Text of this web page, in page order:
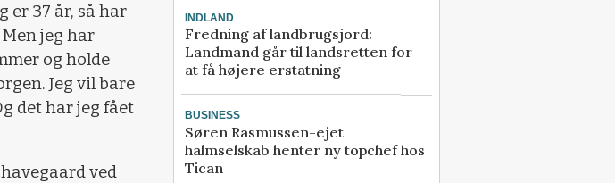
er 37 år, så har
jeg har
og holde
Jeg vil bare
det har jeg fået
ved
INDLAND
Fredning af landbrugsjord:
Landmand går til landsretten for
at få højere erstatning
BUSINESS
Søren Rasmussen-ejet
halmselskab henter ny topchef hos
Tican